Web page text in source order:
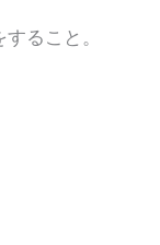
ること。